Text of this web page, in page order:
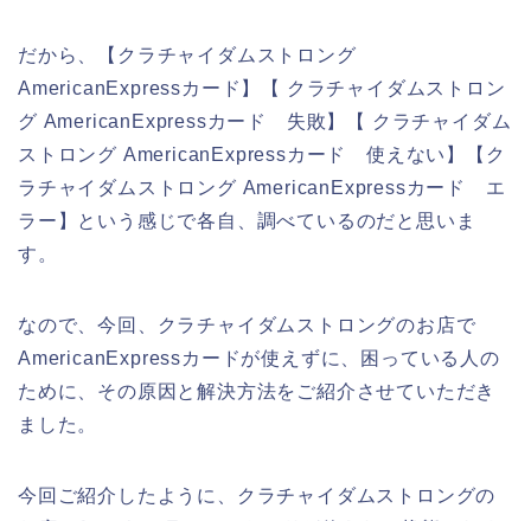
だから、【クラチャイダムストロング
AmericanExpressカード】【 クラチャイダムストロン
グ AmericanExpressカード 失敗】【 クラチャイダム
ストロング AmericanExpressカード 使えない】【ク
ラチャイダムストロング AmericanExpressカード エ
ラー】という感じで各自、調べているのだと思いま
す。
なので、今回、クラチャイダムストロングのお店で
AmericanExpressカードが使えずに、困っている人の
ために、その原因と解決方法をご紹介させていただき
ました。
今回ご紹介したように、クラチャイダムストロングの